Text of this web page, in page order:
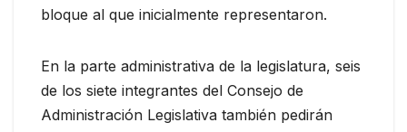
bloque al que inicialmente representaron.
En la parte administrativa de la legislatura, seis
de los siete integrantes del Consejo de
Administración Legislativa también pedirán